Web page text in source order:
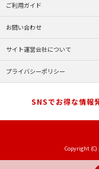
ご利用ガイド
お問い合わせ
サイト運営会社について
プライバシーポリシー
SNSでお得な情報
Copyright (C)